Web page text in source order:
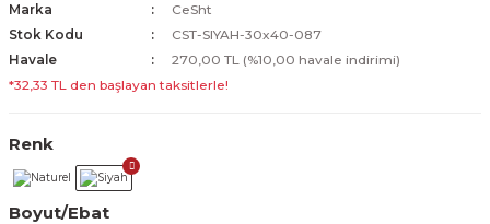
Marka
CeSht
Stok Kodu
CST-SIYAH-30x40-087
Havale
270,00 TL (%10,00 havale indirimi)
*32,33 TL den başlayan taksitlerle!
Renk
Boyut/Ebat